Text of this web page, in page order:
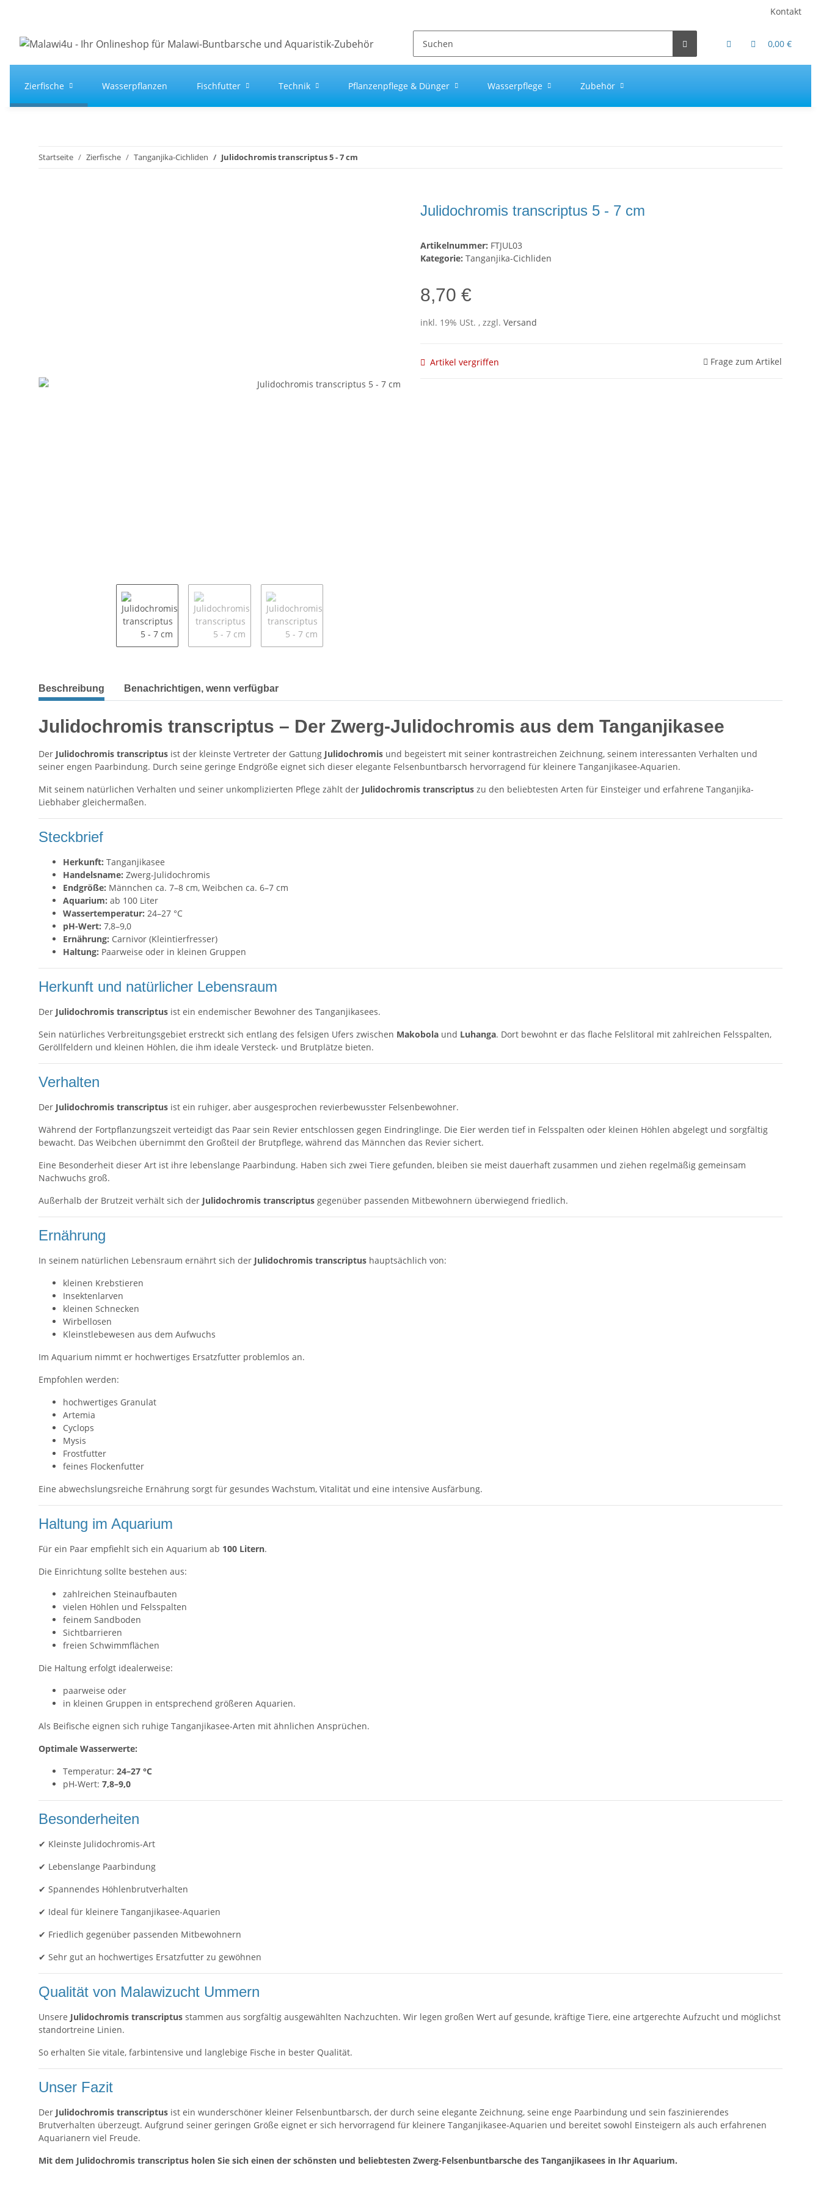
Kontakt
0,00 €
Zierfische Wasserpflanzen Fischfutter Technik Pflanzenpflege & Dünger Wasserpflege Zubehör
Startseite Zierfische Tanganjika-Cichliden Julidochromis transcriptus 5 - 7 cm
Julidochromis transcriptus 5 - 7 cm
Artikelnummer: FTJUL03
Kategorie: Tanganjika-Cichliden
8,70 €
inkl. 19% USt. , zzgl. Versand
Artikel vergriffen Frage zum Artikel
Beschreibung Benachrichtigen, wenn verfügbar
Julidochromis transcriptus – Der Zwerg-Julidochromis aus dem Tanganjikasee
Der Julidochromis transcriptus ist der kleinste Vertreter der Gattung Julidochromis und begeistert mit seiner kontrastreichen Zeichnung, seinem interessanten Verhalten und
seiner engen Paarbindung. Durch seine geringe Endgröße eignet sich dieser elegante Felsenbuntbarsch hervorragend für kleinere Tanganjikasee-Aquarien.
Mit seinem natürlichen Verhalten und seiner unkomplizierten Pflege zählt der Julidochromis transcriptus zu den beliebtesten Arten für Einsteiger und erfahrene Tanganjika-
Liebhaber gleichermaßen.
Steckbrief
Herkunft: Tanganjikasee
Handelsname: Zwerg-Julidochromis
Endgröße: Männchen ca. 7–8 cm, Weibchen ca. 6–7 cm
Aquarium: ab 100 Liter
Wassertemperatur: 24–27 °C
pH-Wert: 7,8–9,0
Ernährung: Carnivor (Kleintierfresser)
Haltung: Paarweise oder in kleinen Gruppen
Herkunft und natürlicher Lebensraum
Der Julidochromis transcriptus ist ein endemischer Bewohner des Tanganjikasees.
Sein natürliches Verbreitungsgebiet erstreckt sich entlang des felsigen Ufers zwischen Makobola und Luhanga. Dort bewohnt er das flache Felslitoral mit zahlreichen Felsspalten,
Geröllfeldern und kleinen Höhlen, die ihm ideale Versteck- und Brutplätze bieten.
Verhalten
Der Julidochromis transcriptus ist ein ruhiger, aber ausgesprochen revierbewusster Felsenbewohner.
Während der Fortpflanzungszeit verteidigt das Paar sein Revier entschlossen gegen Eindringlinge. Die Eier werden tief in Felsspalten oder kleinen Höhlen abgelegt und sorgfältig
bewacht. Das Weibchen übernimmt den Großteil der Brutpflege, während das Männchen das Revier sichert.
Eine Besonderheit dieser Art ist ihre lebenslange Paarbindung. Haben sich zwei Tiere gefunden, bleiben sie meist dauerhaft zusammen und ziehen regelmäßig gemeinsam
Nachwuchs groß.
Außerhalb der Brutzeit verhält sich der Julidochromis transcriptus gegenüber passenden Mitbewohnern überwiegend friedlich.
Ernährung
In seinem natürlichen Lebensraum ernährt sich der Julidochromis transcriptus hauptsächlich von:
kleinen Krebstieren
Insektenlarven
kleinen Schnecken
Wirbellosen
Kleinstlebewesen aus dem Aufwuchs
Im Aquarium nimmt er hochwertiges Ersatzfutter problemlos an.
Empfohlen werden:
hochwertiges Granulat
Artemia
Cyclops
Mysis
Frostfutter
feines Flockenfutter
Eine abwechslungsreiche Ernährung sorgt für gesundes Wachstum, Vitalität und eine intensive Ausfärbung.
Haltung im Aquarium
Für ein Paar empfiehlt sich ein Aquarium ab 100 Litern.
Die Einrichtung sollte bestehen aus:
zahlreichen Steinaufbauten
vielen Höhlen und Felsspalten
feinem Sandboden
Sichtbarrieren
freien Schwimmflächen
Die Haltung erfolgt idealerweise:
paarweise oder
in kleinen Gruppen in entsprechend größeren Aquarien.
Als Beifische eignen sich ruhige Tanganjikasee-Arten mit ähnlichen Ansprüchen.
Optimale Wasserwerte:
Temperatur: 24–27 °C
pH-Wert: 7,8–9,0
Besonderheiten
✔ Kleinste Julidochromis-Art
✔ Lebenslange Paarbindung
✔ Spannendes Höhlenbrutverhalten
✔ Ideal für kleinere Tanganjikasee-Aquarien
✔ Friedlich gegenüber passenden Mitbewohnern
✔ Sehr gut an hochwertiges Ersatzfutter zu gewöhnen
Qualität von Malawizucht Ummern
Unsere Julidochromis transcriptus stammen aus sorgfältig ausgewählten Nachzuchten. Wir legen großen Wert auf gesunde, kräftige Tiere, eine artgerechte Aufzucht und möglichst
standortreine Linien.
So erhalten Sie vitale, farbintensive und langlebige Fische in bester Qualität.
Unser Fazit
Der Julidochromis transcriptus ist ein wunderschöner kleiner Felsenbuntbarsch, der durch seine elegante Zeichnung, seine enge Paarbindung und sein faszinierendes
Brutverhalten überzeugt. Aufgrund seiner geringen Größe eignet er sich hervorragend für kleinere Tanganjikasee-Aquarien und bereitet sowohl Einsteigern als auch erfahrenen
Aquarianern viel Freude.
Mit dem Julidochromis transcriptus holen Sie sich einen der schönsten und beliebtesten Zwerg-Felsenbuntbarsche des Tanganjikasees in Ihr Aquarium.